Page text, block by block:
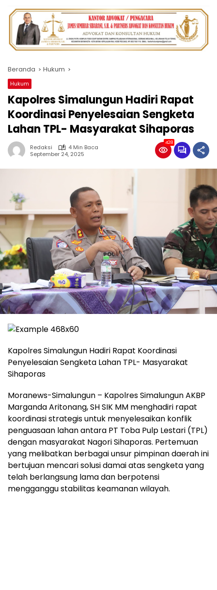
Beranda Hukum
Hukum
Kapolres Simalungun Hadiri Rapat
Koordinasi Penyelesaian Sengketa
Lahan TPL- Masyarakat Sihaporas
Redaksi
4 Min Baca
September 24, 2025
428
Kapolres Simalungun Hadiri Rapat Koordinasi
Penyelesaian Sengketa Lahan TPL- Masyarakat
Sihaporas
Moranews-Simalungun – Kapolres Simalungun AKBP
Marganda Aritonang, SH SIK MM menghadiri rapat
koordinasi strategis untuk menyelesaikan konflik
penguasaan lahan antara PT Toba Pulp Lestari (TPL)
dengan masyarakat Nagori Sihaporas. Pertemuan
yang melibatkan berbagai unsur pimpinan daerah ini
bertujuan mencari solusi damai atas sengketa yang
telah berlangsung lama dan berpotensi
mengganggu stabilitas keamanan wilayah.